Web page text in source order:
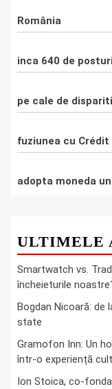
România
inca 640 de posturi
pe cale de
fuziunea cu Crédit
adopta moneda
ULTIMELE
Smartwatch vs.
încheieturile
Bogdan Nicoară: de
state
Gramofon Inn: Un
într-o experiență
Ion Stoica, co-